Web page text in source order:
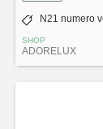
N21 numero
SHOP
ADORELUX